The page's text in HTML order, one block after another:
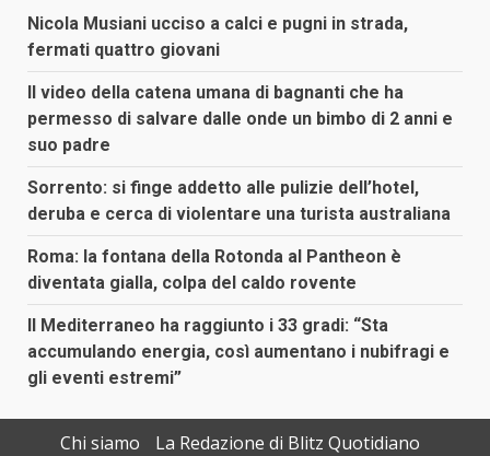
Nicola Musiani ucciso a calci e pugni in strada,
fermati quattro giovani
Il video della catena umana di bagnanti che ha
permesso di salvare dalle onde un bimbo di 2 anni e
suo padre
Sorrento: si finge addetto alle pulizie dell’hotel,
deruba e cerca di violentare una turista australiana
Roma: la fontana della Rotonda al Pantheon è
diventata gialla, colpa del caldo rovente
Il Mediterraneo ha raggiunto i 33 gradi: “Sta
accumulando energia, così aumentano i nubifragi e
gli eventi estremi”
Chi siamo La Redazione di Blitz Quotidiano